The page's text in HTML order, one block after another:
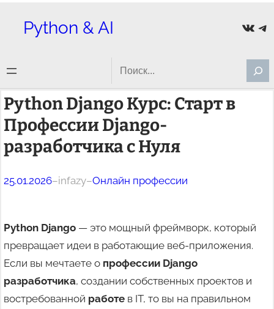
Python & AI
Search
Python Django Курс: Старт в
Профессии Django-
разработчика с Нуля
25.01.2026–infazy–Онлайн профессии
Python Django — это мощный фреймворк, который
превращает идеи в работающие веб-приложения.
Если вы мечтаете о профессии Django
разработчика, создании собственных проектов и
востребованной работе в IT, то вы на правильном